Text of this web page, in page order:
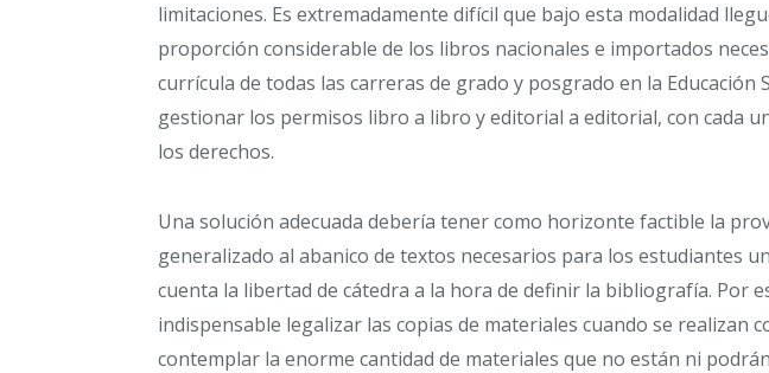
limitaciones. Es extremadamente difícil que bajo esta modalidad
proporción considerable de los libros nacionales e importados
currícula de todas las carreras de grado y posgrado en la Educación
gestionar los permisos libro a libro y editorial a editorial, con cada
los derechos.
Una solución adecuada debería tener como horizonte factible la
generalizado al abanico de textos necesarios para los estudiantes
cuenta la libertad de cátedra a la hora de definir la bibliografía. Por
indispensable legalizar las copias de materiales cuando se realizan
contemplar la enorme cantidad de materiales que no están ni